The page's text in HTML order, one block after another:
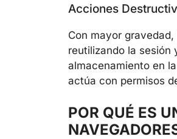
Acciones
Con mayor
reutilizando la sesión
almacenamiento en
actúa con permisos
POR QUÉ ES